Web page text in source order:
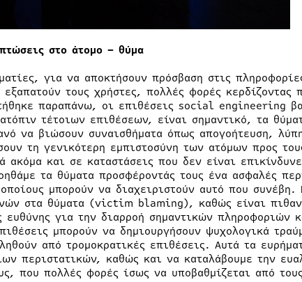
στο άτομο – θύμα
για να αποκτήσουν πρόσβαση στις
τους χρήστες, πολλές φορές κερδίζοντας
παραπάνω, οι επιθέσεις social engineering
τέτοιων επιθέσεων, είναι σημαντικό, τα
να βιώσουν συναισθήματα όπως απογοήτευση,
τη γενικότερη εμπιστοσύνη των ατόμων προς
ακόμα και σε καταστάσεις που δεν είναι
τα θύματα προσφέροντάς τους ένα ασφαλές
μπορούν να διαχειριστούν αυτό που συνέβη.
στα θύματα (victim blaming), καθώς είναι
ευθύνης για την διαρροή σημαντικών πληροφοριών
μπορούν να δημιουργήσουν ψυχολογικά
από τρομοκρατικές επιθέσεις. Αυτά τα
περιστατικών, καθώς και να καταλάβουμε την
που πολλές φορές ίσως να υποβαθμίζεται από